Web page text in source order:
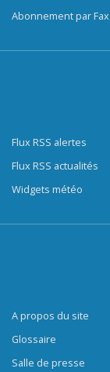
Abonnement par Fax
Flux RSS alertes
Flux RSS actualités
Widgets météo
A propos du site
Glossaire
Salle de presse